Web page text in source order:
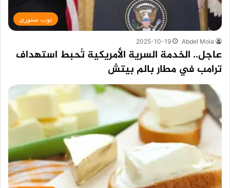
توب ستوري
Abdel Mola
2025-10-19
عاجل.. الخدمة السرية الأمريكية تُحبط استهداف
ترامب في مطار بالم بيتش